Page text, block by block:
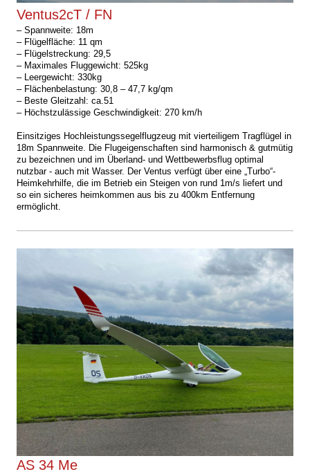
Ventus2cT / FN
– Spannweite: 18m
– Flügelfläche: 11 qm
– Flügelstreckung: 29,5
– Maximales Fluggewicht: 525kg
– Leergewicht: 330kg
– Flächenbelastung: 30,8 – 47,7 kg/qm
– Beste Gleitzahl: ca.51
– Höchstzulässige Geschwindigkeit: 270 km/h
Einsitziges Hochleistungssegelflugzeug mit vierteiligem Tragflügel in
18m Spannweite.
Die Flugeigenschaften sind harmonisch & gutmütig
zu bezeichnen und im Überland- und Wettbewerbsflug optimal
nutzbar - auch mit Wasser. Der Ventus verfügt über eine „Turbo“-
Heimkehrhilfe, die im Betrieb ein Steigen von rund 1m/s liefert und
so ein sicheres heimkommen aus bis zu 400km Entfernung
ermöglicht.
AS 34 Me